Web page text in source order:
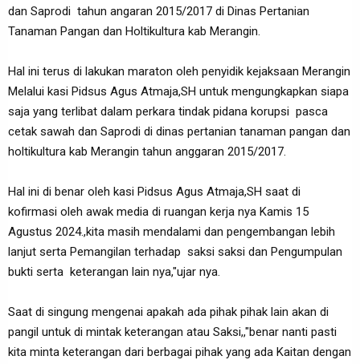
dan Saprodi tahun angaran 2015/2017 di Dinas Pertanian
Tanaman Pangan dan Holtikultura kab Merangin.
Hal ini terus di lakukan maraton oleh penyidik kejaksaan Merangin
Melalui kasi Pidsus Agus Atmaja,SH untuk mengungkapkan siapa
saja yang terlibat dalam perkara tindak pidana korupsi pasca
cetak sawah dan Saprodi di dinas pertanian tanaman pangan dan
holtikultura kab Merangin tahun anggaran 2015/2017.
Hal ini di benar oleh kasi Pidsus Agus Atmaja,SH saat di
kofirmasi oleh awak media di ruangan kerja nya Kamis 15
Agustus 2024.,kita masih mendalami dan pengembangan lebih
lanjut serta Pemangilan terhadap saksi saksi dan Pengumpulan
bukti serta keterangan lain nya,"ujar nya.
Saat di singung mengenai apakah ada pihak pihak lain akan di
pangil untuk di mintak keterangan atau Saksi,,"benar nanti pasti
kita minta keterangan dari berbagai pihak yang ada Kaitan dengan